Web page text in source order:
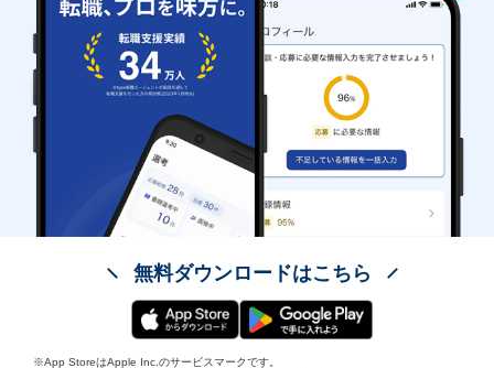
無料ダウンロードはこちら
※App StoreはApple Inc.のサービスマークです。